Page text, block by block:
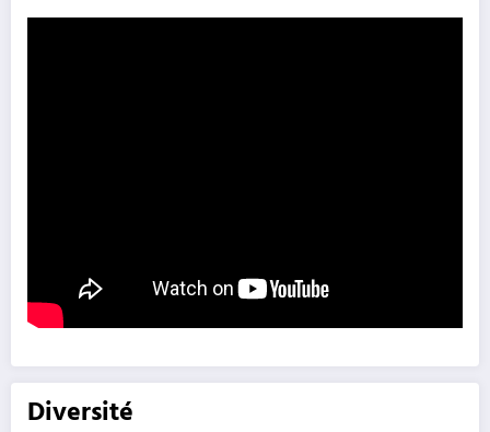
Diversité